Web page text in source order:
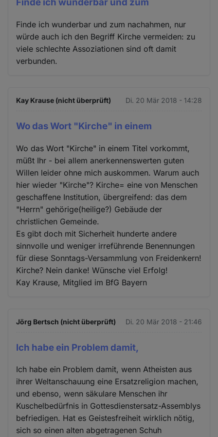
Finde ich wunderbar und zum
Finde ich wunderbar und zum nachahmen, nur
würde auch ich den Begriff Kirche vermeiden: zu
viele schlechte Assoziationen sind oft damit
verbunden.
Kay Krause (nicht überprüft) Di. 20 Mär 2018 - 14:28
Wo das Wort "Kirche" in einem
Wo das Wort "Kirche" in einem Titel vorkommt,
müßt Ihr - bei allem anerkennenswerten guten
Willen leider ohne mich auskommen. Warum auch
hier wieder "Kirche"? Kirche= eine von Menschen
geschaffene Institution, übergreifend: das dem
"Herrn" gehörige(heilige?) Gebäude der
christlichen Gemeinde.
Es gibt doch mit Sicherheit hunderte andere
sinnvolle und weniger irreführende Benennungen
für diese Sonntags-Versammlung von Freidenkern!
Kirche? Nein danke! Wünsche viel Erfolg!
Kay Krause, Mitglied im BfG Bayern
Jörg Bertsch (nicht überprüft) Di. 20 Mär 2018 - 21:46
Ich habe ein Problem damit,
Ich habe ein Problem damit, wenn Atheisten aus
ihrer Weltanschauung eine Ersatzreligion machen,
und ebenso, wenn säkulare Menschen ihr
Kuschelbedürfnis in Gottesdienstersatz-Assemblys
befriedigen. Hat es Geistesfreiheit wirklich nötig,
sich so einen alten abgetragenen Schuh